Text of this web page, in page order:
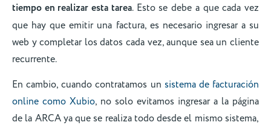
tiempo en realizar esta tarea. Esto se debe a que cada vez
que hay que emitir una factura, es necesario ingresar a su
web y completar los datos cada vez, aunque sea un cliente
recurrente.
En cambio, cuando contratamos un sistema de facturación
online como Xubio, no solo evitamos ingresar a la página
de la ARCA ya que se realiza todo desde el mismo sistema,